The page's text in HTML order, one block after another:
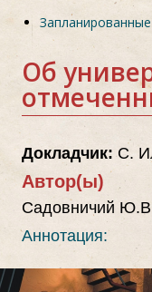
Skip
content
Об
Докладчик: С.
Автор(ы)
Садовничий
Аннотация: